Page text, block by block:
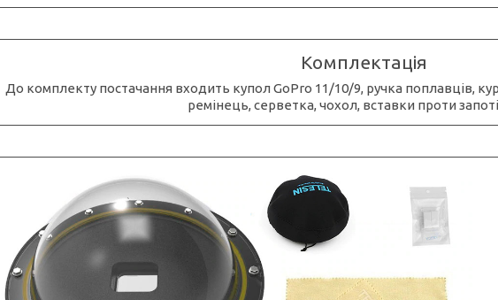
Комплектація
До комплекту постачання входить купол GoPro 11/10/9, ручка поплавців,
ремінець, серветка, чохол, вставки проти